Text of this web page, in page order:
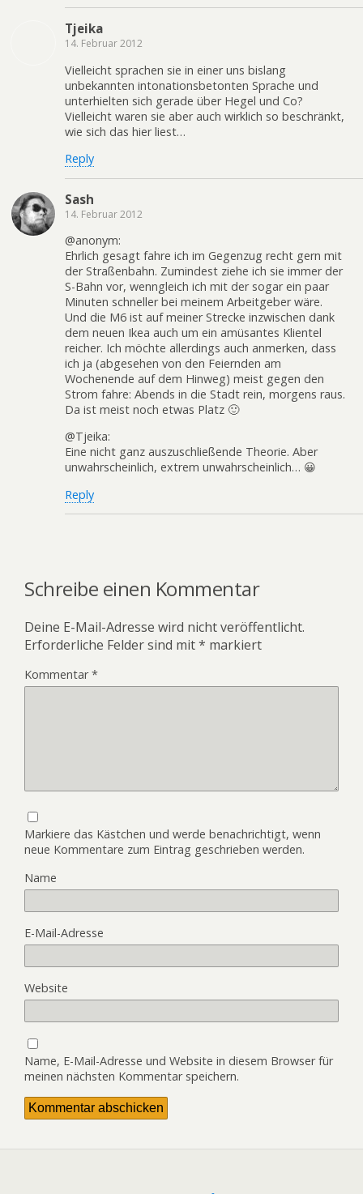
Tjeika
14. Februar 2012
Vielleicht sprachen sie in einer uns bislang
unbekannten intonationsbetonten Sprache und
unterhielten sich gerade über Hegel und Co?
Vielleicht waren sie aber auch wirklich so beschränkt,
wie sich das hier liest…
Reply
Sash
14. Februar 2012
@anonym:
Ehrlich gesagt fahre ich im Gegenzug recht gern mit
der Straßenbahn. Zumindest ziehe ich sie immer der
S-Bahn vor, wenngleich ich mit der sogar ein paar
Minuten schneller bei meinem Arbeitgeber wäre.
Und die M6 ist auf meiner Strecke inzwischen dank
dem neuen Ikea auch um ein amüsantes Klientel
reicher. Ich möchte allerdings auch anmerken, dass
ich ja (abgesehen von den Feiernden am
Wochenende auf dem Hinweg) meist gegen den
Strom fahre: Abends in die Stadt rein, morgens raus.
Da ist meist noch etwas Platz 🙂
@Tjeika:
Eine nicht ganz auszuschließende Theorie. Aber
unwahrscheinlich, extrem unwahrscheinlich… 😀
Reply
Schreibe einen Kommentar
Deine E-Mail-Adresse wird nicht veröffentlicht.
Erforderliche Felder sind mit* markiert
Kommentar*
Markiere das Kästchen und werde benachrichtigt, wenn
neue Kommentare zum Eintrag geschrieben werden.
Name
E-Mail-Adresse
Website
Name, E-Mail-Adresse und Website in diesem Browser für
meinen nächsten Kommentar speichern.